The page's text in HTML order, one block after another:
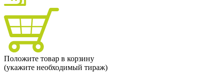
Положите товар в корзину
(укажите необходимый тираж)